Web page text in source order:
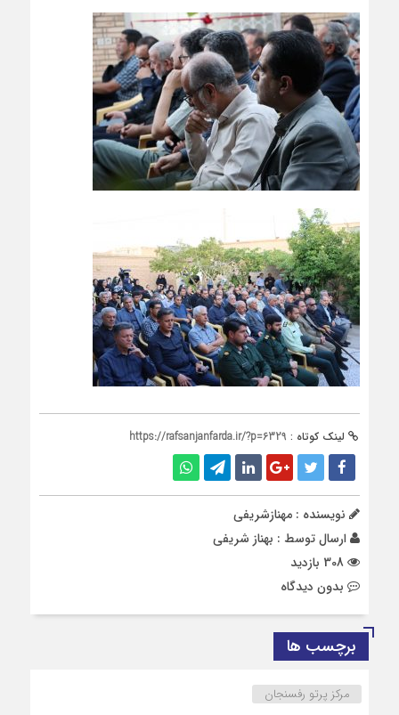
لینک کوتاه : https://rafsanjanfarda.ir/?p=6329
نویسنده : مهنازشریفی
ارسال توسط : بهناز شریفی
بدون دیدگاه
برچسب ها
مرکز پرتو رفسنجان